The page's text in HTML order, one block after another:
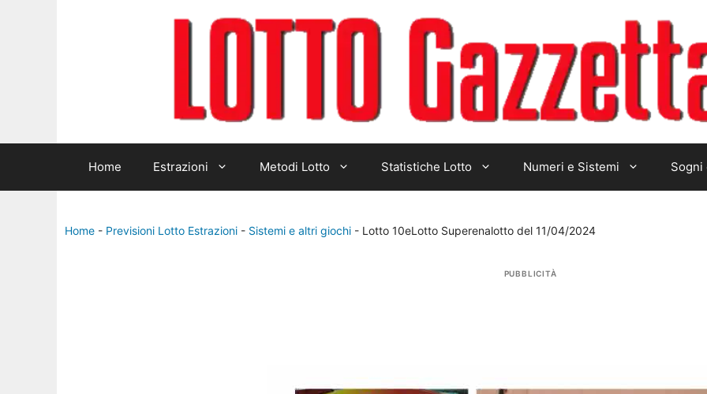
Home Estrazioni Metodi Lotto Statistiche Lotto Numeri e Sistemi Sogni
Home - Previsioni Lotto Estrazioni - Sistemi e altri giochi - Lotto 10eLotto Superenalotto del 11/04/2024
PUBBLICITÀ